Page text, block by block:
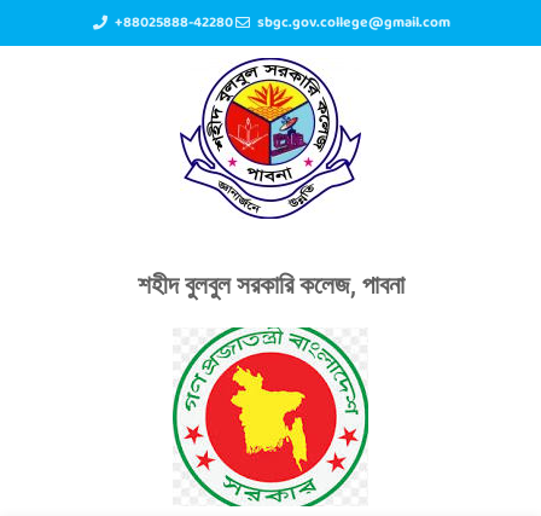
+88025888-42280 sbgc.gov.college@gmail.com
শহীদ বুলবুল সরকারি কলেজ, পাবনা